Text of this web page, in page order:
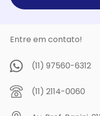
Entre em contato!
(11) 97560-6312
(11) 2114-0060